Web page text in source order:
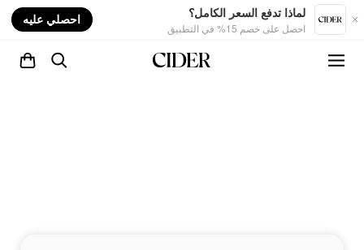
لماذا تدفع السعر الكامل؟
احصل على خصم 15% في التطبيق
احصلي عليه